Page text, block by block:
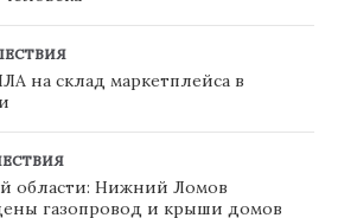
на склад маркетплейса в
области: Нижний Ломов
газопровод и крыши домов